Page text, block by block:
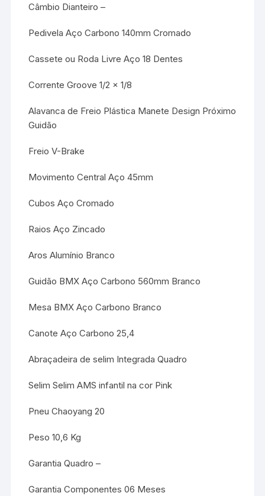
Câmbio Dianteiro –
Pedivela Aço Carbono 140mm Cromado
Cassete ou Roda Livre Aço 18 Dentes
Corrente Groove 1/2 x 1/8
Alavanca de Freio Plástica Manete Design Próximo
Guidão
Freio V-Brake
Movimento Central Aço 45mm
Cubos Aço Cromado
Raios Aço Zincado
Aros Alumínio Branco
Guidão BMX Aço Carbono 560mm Branco
Mesa BMX Aço Carbono Branco
Canote Aço Carbono 25,4
Abraçadeira de selim Integrada Quadro
Selim Selim AMS infantil na cor Pink
Pneu Chaoyang 20
Peso 10,6 Kg
Garantia Quadro –
Garantia Componentes 06 Meses